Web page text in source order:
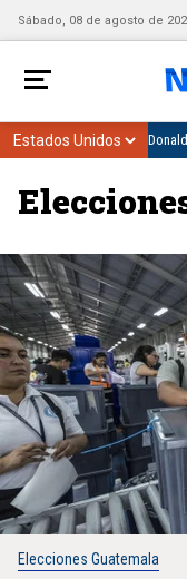
Sábado, 08 de agosto de
Elecciones Guatemala